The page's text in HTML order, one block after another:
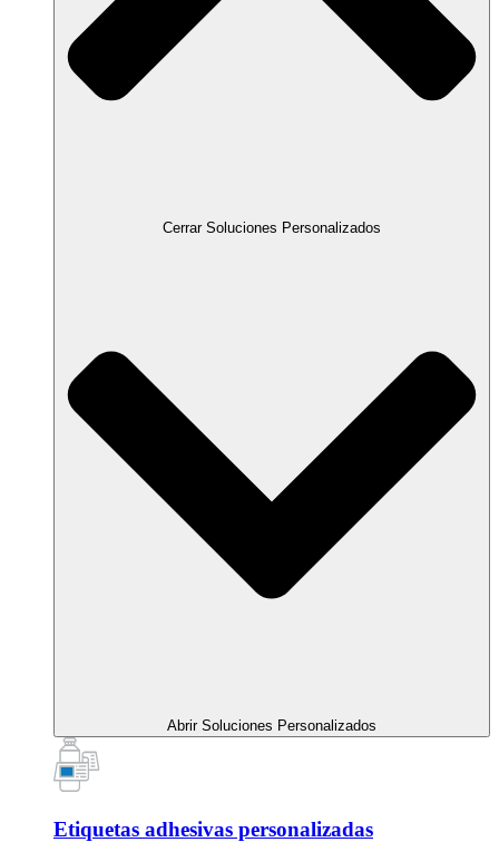
Cerrar Soluciones Personalizados
Abrir Soluciones Personalizados
Etiquetas adhesivas personalizadas